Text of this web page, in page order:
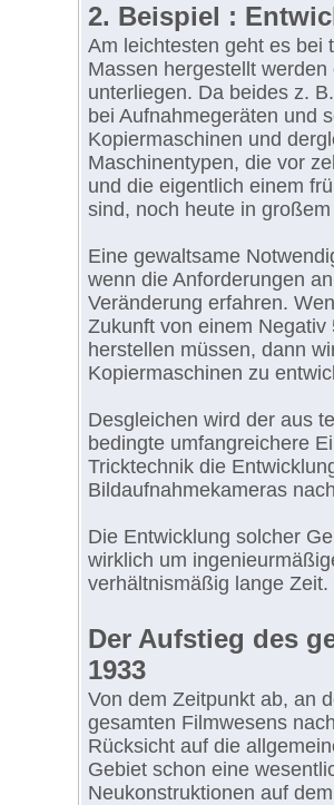
2. Beispiel :
Am leichtesten geht es bei
Massen hergestellt
unterliegen. Da beides z.
bei Aufnahmegeräten und
Kopiermaschinen und
Maschinentypen, die vor
und die eigentlich einem
sind, noch heute in
Eine gewaltsame
wenn die Anforderungen
Veränderung erfahren.
Zukunft von einem
herstellen müssen, dann
Kopiermaschinen zu
Desgleichen wird der aus
bedingte umfangreichere
Tricktechnik die
Bildaufnahmekameras
Die Entwicklung solcher
wirklich um
verhältnismäßig lange Zeit.
Der Aufstieg des
1933
Von dem Zeitpunkt ab, an
gesamten Filmwesens
Rücksicht auf die
Gebiet schon eine
Neukonstruktionen auf